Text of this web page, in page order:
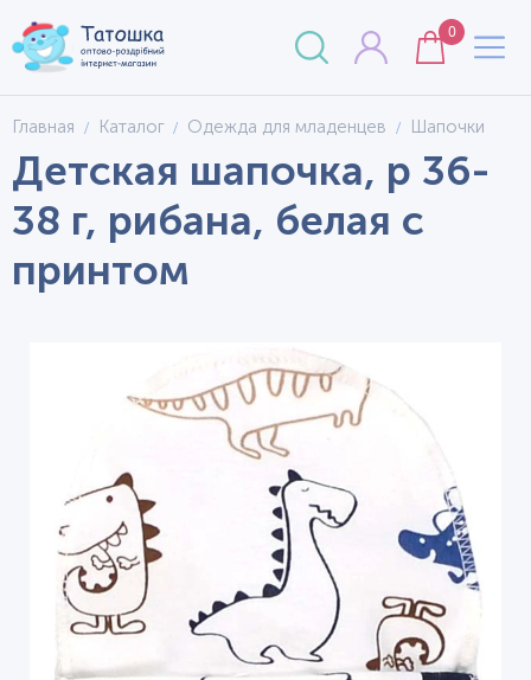
0
Главная Каталог Одежда для младенцев Шапочки
Детская шапочка, р 36-
38 г, рибана, белая с
принтом